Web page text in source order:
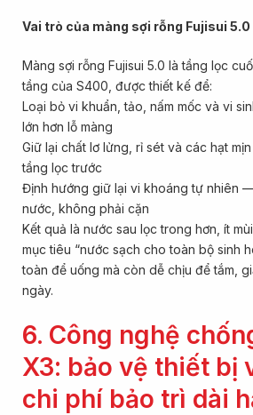
Vai trò của màng sợi rỗng Fujisui 5.0
Màng sợi rỗng Fujisui 5.0 là tầng lọc
tầng của S400, được thiết kế để:
Loại bỏ vi khuẩn, tảo, nấm mốc và vi
lớn hơn lỗ màng
Giữ lại chất lơ lửng, rỉ sét và các hạt
tầng lọc trước
Định hướng giữ lại vi khoáng tự nhiên
nước, không phải cặn
Kết quả là nước sau lọc trong hơn, ít
mục tiêu “nước sạch cho toàn bộ sinh
toàn để uống mà còn dễ chịu để tắm,
ngày.
6. Công nghệ
X3: bảo vệ thiết bị
chi phí bảo trì dài